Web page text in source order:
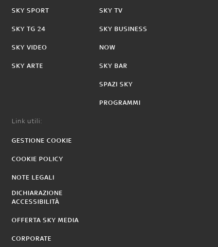
SKY SPORT
SKY TG 24
SKY VIDEO
SKY ARTE
SKY TV
SKY BUSINESS
NOW
SKY BAR
SPAZI SKY
PROGRAMMI
Link utili:
GESTIONE COOKIE
COOKIE POLICY
NOTE LEGALI
DICHIARAZIONE
ACCESSIBILITÀ
OFFERTA SKY MEDIA
CORPORATE